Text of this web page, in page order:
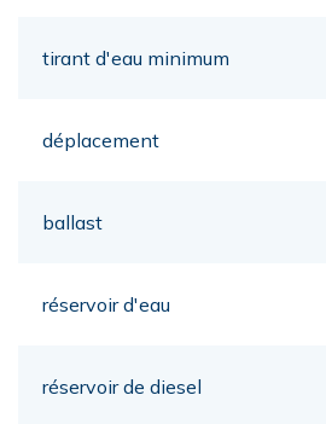
tirant d'eau minimum
déplacement
ballast
réservoir d'eau
réservoir de diesel